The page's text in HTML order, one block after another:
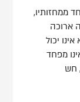
ממחזותיו,
ארוכה
יכול
מפחד
חש